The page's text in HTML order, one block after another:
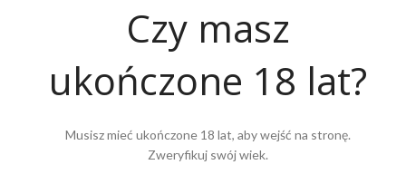
Czy masz
ukończone 18 lat?
Musisz mieć ukończone 18 lat, aby wejść na stronę.
Zweryfikuj swój wiek.